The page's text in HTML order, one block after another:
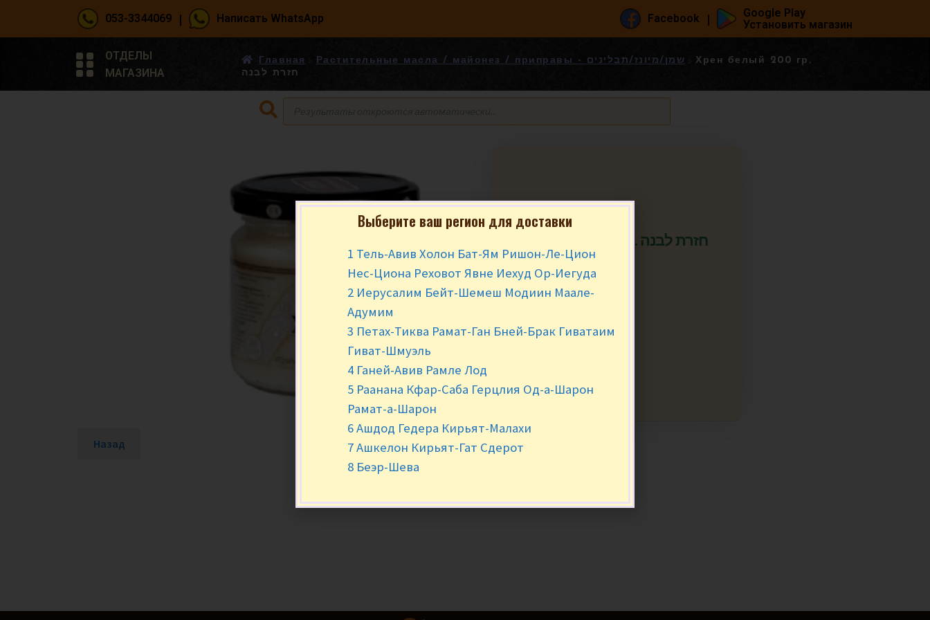
053-3344069 | Написать WhatsApp Facebook |
Google Play
Установить магазин
ОТДЕЛЫ
МАГАЗИНА
Главная Растительные масла / майонез / приправы - שמן/מיונז/תבלינים
Хрен белый 200 гр.
חזרת לבנה
Хрен белый 200 гр. חזרת לבנה
₪8.90 за шт.
Назад
Выберите ваш регион для доставки
1 Тель-Авив Холон Бат-Ям Ришон-Ле-Цион
Нес-Циона Реховот Явне Иехуд Ор-Иегуда
2 Иерусалим Бейт-Шемеш Модиин Маале-
Адумим
3 Петах-Тиква Рамат-Ган Бней-Брак Гиватаим
Гиват-Шмуэль
4 Ганей-Авив Рамле Лод
5 Раанана Кфар-Саба Герцлия Од-а-Шарон
Рамат-а-Шарон
6 Ашдод Гедера Кирьят-Малахи
7 Ашкелон Кирьят-Гат Сдерот
8 Беэр-Шева